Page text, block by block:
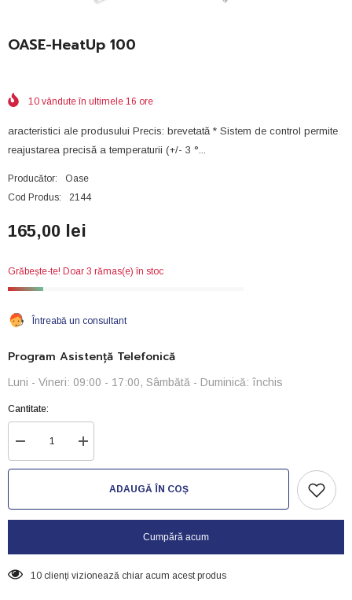
OASE-HeatUp 100
10 vândute în ultimele 16 ore
aracteristici ale produsului Precis: brevetată * Sistem de control permite
reajustarea precisă a temperaturii (+/- 3 °...
Producător:
Oase
Cod Produs:
2144
165,00 lei
Grăbește-te! Doar 3 rămas(e) în stoc
Întreabă un consultant
Program Asistență Telefonică
Luni - Vineri: 09:00 - 17:00, Sâmbătă - Duminică: închis
Cantitate:
Reduceți
cantitatea
pentru
Creșteți
cantitatea
pentru
HeatUpADAUGĂ ÎN COȘ
Cumpără acum
10 clienți vizionează chiar acum acest produs